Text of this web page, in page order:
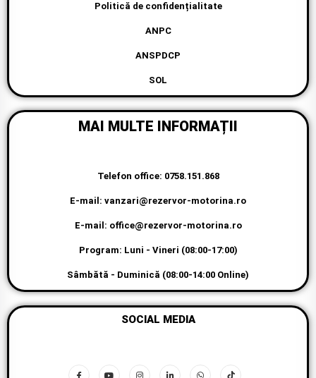
Politică de confidențialitate
ANPC
ANSPDCP
SOL
MAI MULTE INFORMAȚII
Telefon office: 0758.151.868
E-mail: vanzari@rezervor-motorina.ro
E-mail: office@rezervor-motorina.ro
Program: Luni - Vineri (08:00-17:00)
Sâmbătă - Duminică (08:00-14:00 Online)
SOCIAL MEDIA